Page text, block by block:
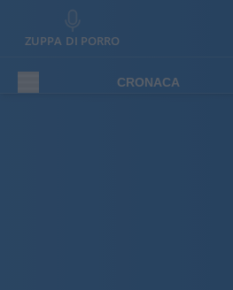
ZUPPA DI PORRO
CRONACA